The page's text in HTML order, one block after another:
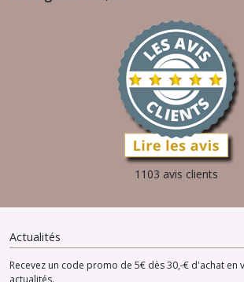
1103 avis clients
Actualités
Recevez un code promo de 5€ dès 30,-€ d'achat en